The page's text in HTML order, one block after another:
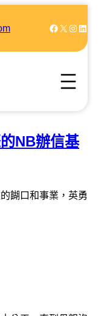
Facebook X Instagram LinkedIn
NB辦信基
餬口和事業，英勇